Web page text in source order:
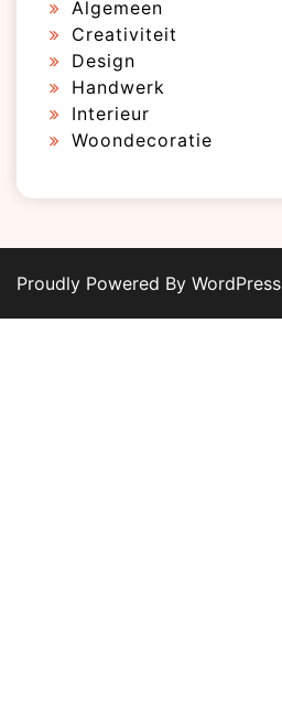
Algemeen
Creativiteit
Design
Handwerk
Interieur
Woondecoratie
Proudly Powered By WordPress